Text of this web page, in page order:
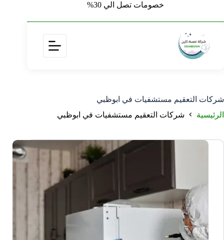
خصومات تصل الي 30%
شركات التعقيم مستشفيات في ابوظبي
الرئيسية
شركات التعقيم مستشفيات في ابوظبي